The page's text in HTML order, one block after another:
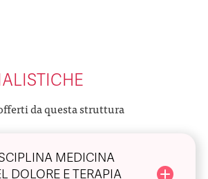
da questa struttura
MEDICINA
DOLORE E TERAPIA